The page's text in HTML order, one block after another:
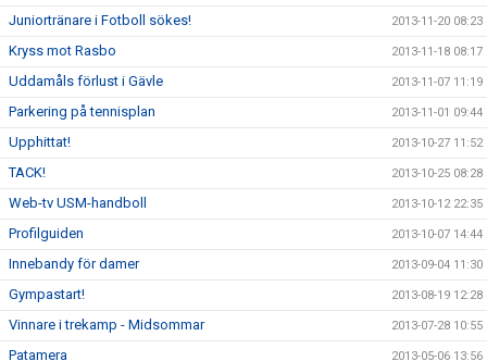
Juniortränare i Fotboll sökes! 2013-11-20 08:23
Kryss mot Rasbo 2013-11-18 08:17
Uddamåls förlust i Gävle 2013-11-07 11:19
Parkering på tennisplan 2013-11-01 09:44
Upphittat! 2013-10-27 11:52
TACK! 2013-10-25 08:28
Web-tv USM-handboll 2013-10-12 22:35
Profilguiden 2013-10-07 14:44
Innebandy för damer 2013-09-04 11:30
Gympastart! 2013-08-19 12:28
Vinnare i trekamp - Midsommar 2013-07-28 10:55
Patamera 2013-05-06 13:56